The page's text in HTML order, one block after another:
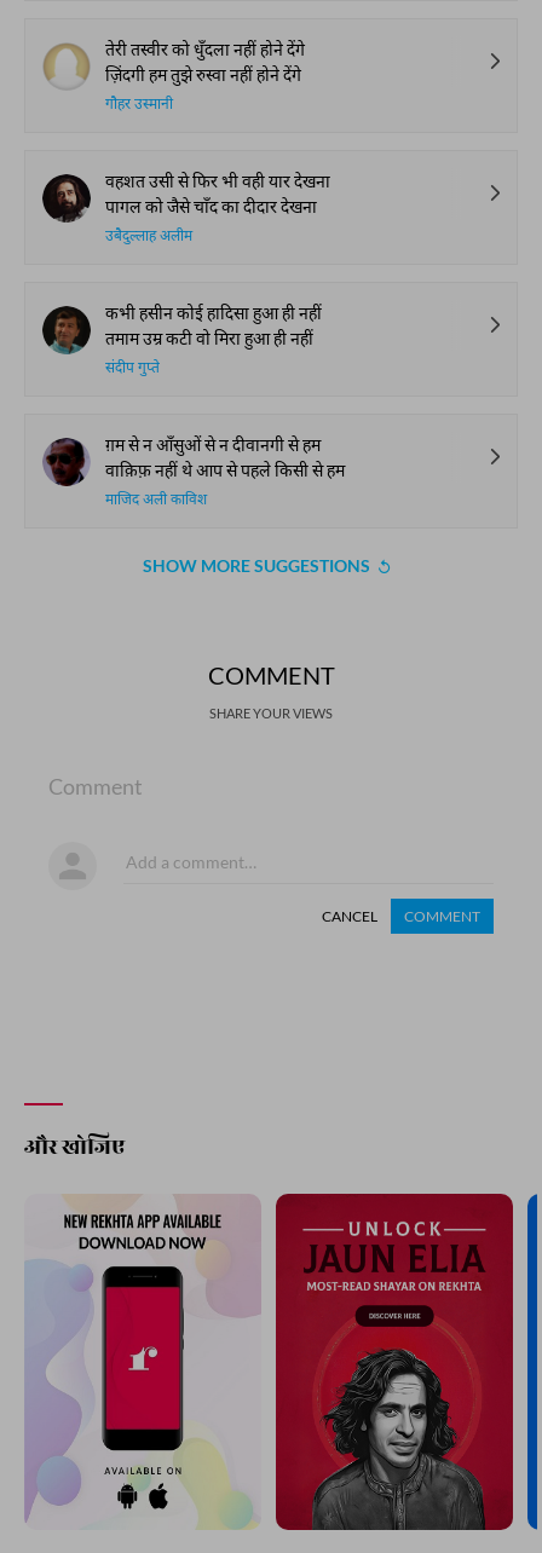
तेरी तस्वीर को धुँदला नहीं होने देंगे
ज़िंदगी हम तुझे रुस्वा नहीं होने देंगे
गौहर उस्मानी
वहशत उसी से फिर भी वही यार देखना
पागल को जैसे चाँद का दीदार देखना
उबैदुल्लाह अलीम
कभी हसीन कोई हादिसा हुआ ही नहीं
तमाम उम्र कटी वो मिरा हुआ ही नहीं
संदीप गुप्ते
ग़म से न आँसुओं से न दीवानगी से हम
वाक़िफ़ नहीं थे आप से पहले किसी से हम
माजिद अली काविश
SHOW MORE SUGGESTIONS
COMMENT
SHARE YOUR VIEWS
Comment
CANCEL COMMENT
और खोजिए